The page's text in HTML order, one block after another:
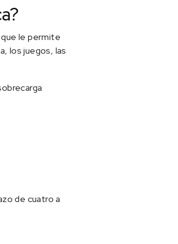
que le permite
los juegos, las
de cuatro a